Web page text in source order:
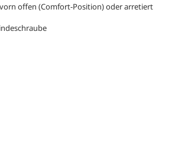
offen (Comfort-Position) oder arretiert